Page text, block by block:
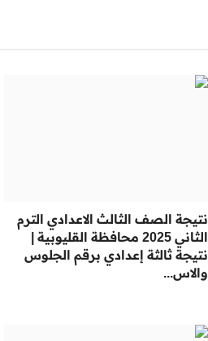
نتيجة الصف الثالث الاعدادي الترم
الثاني 2025 محافظة القليوبية |
نتيجة ثالثة إعدادي برقم الجلوس
والاس...